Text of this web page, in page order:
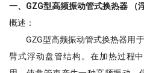
一、GZG型高频振动管式换热器 （
概述：
GZG型高频振动管式换热器用
臂式浮动盘管结构。在加热过程